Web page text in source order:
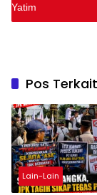
Yatim
Pos Terkait
Lain-Lain